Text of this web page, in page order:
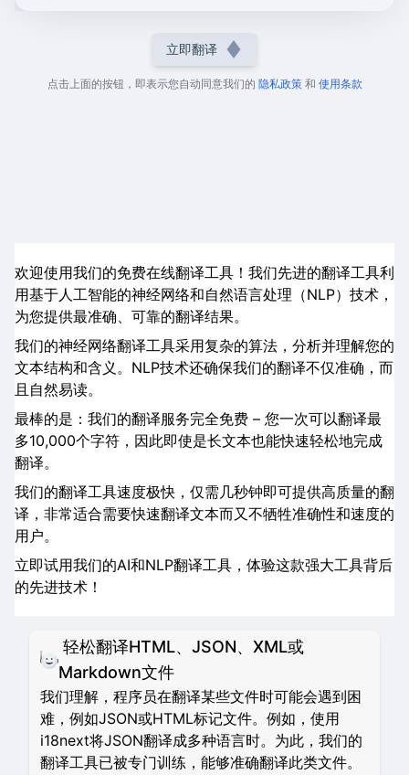
立即翻译
点击上面的按钮，即表示您自动同意我们的 隐私政策 和 使用条款
欢迎使用我们的免费在线翻译工具！我们先进的翻译工具利
用基于人工智能的神经网络和自然语言处理（NLP）技术，
为您提供最准确、可靠的翻译结果。
我们的神经网络翻译工具采用复杂的算法，分析并理解您的
文本结构和含义。NLP技术还确保我们的翻译不仅准确，而
且自然易读。
最棒的是：我们的翻译服务完全免费 – 您一次可以翻译最
多10,000个字符，因此即使是长文本也能快速轻松地完成
翻译。
我们的翻译工具速度极快，仅需几秒钟即可提供高质量的翻
译，非常适合需要快速翻译文本而又不牺牲准确性和速度的
用户。
立即试用我们的AI和NLP翻译工具，体验这款强大工具背后
的先进技术！
轻松翻译HTML、JSON、XML或
Markdown文件
我们理解，程序员在翻译某些文件时可能会遇到困
难，例如JSON或HTML标记文件。例如，使用
i18next将JSON翻译成多种语言时。为此，我们的
翻译工具已被专门训练，能够准确翻译此类文件。